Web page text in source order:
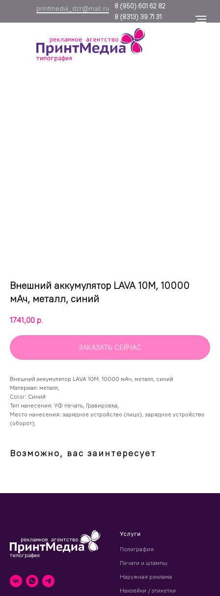
8 (950) 601 62 82
printmedia_dzr@mail.ru
8 (8313) 39 71 31
Внешний аккумулятор LAVA 10M, 10000
мАч, металл, синий
1741,00 р.
ЗАКАЗАТЬ СЕЙЧАС
Внешний аккумулятор LAVA 10M, 10000 мАч, металл, синий
Материал: металл,
Color: Синий
Тип нанесения: УФ печать, Гравировка,
Место нанесения: зарядное устройство (лицо), зарядное устройство
(оборот),
Возможно, вас заинтересует
Услуги
Полиграфия
Печати и штампы
Наружная реклама
Наклейки / этикетки